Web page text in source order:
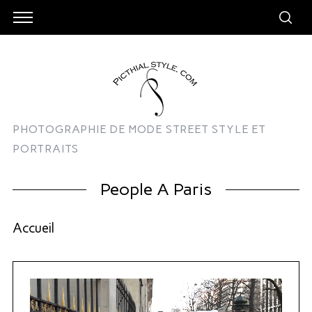
PHOTOGRAPHIE DE MODE STREET STYLE ET
PORTRAITS
People A Paris
Accueil